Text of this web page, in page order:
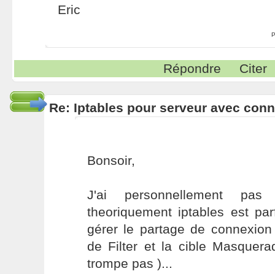
Eric
Répondre Citer
Re: Iptables pour serveur avec
Bonsoir,
J'ai personnellement
theoriquement iptables est
gérer le partage de
de Filter et la cible
trompe pas )...